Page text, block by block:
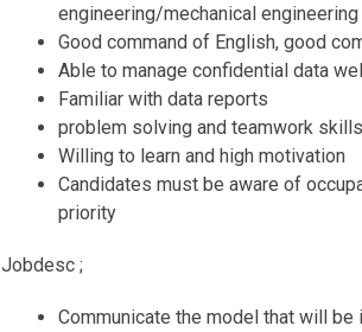
engineering/mechanical engineering
Good command of English, good
Able to manage confidential data
Familiar with data reports
problem solving and teamwork skills
Willing to learn and high motivation
Candidates must be aware of
priority
Jobdesc ;
Communicate the model that will